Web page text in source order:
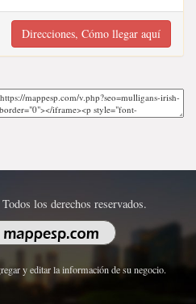
Direcciones, Cómo llegar aquí
los derechos reservados.
y editar la información de su negocio.